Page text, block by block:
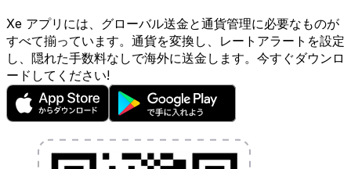
Xe アプリには、グローバル送金と通貨管理に必要なものが
すべて揃っています。通貨を変換し、レートアラートを設定
し、隠れた手数料なしで海外に送金します。今すぐダウンロ
ードしてください!